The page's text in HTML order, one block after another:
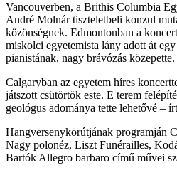
Vancouverben, a Brithis Columbia
André Molnár tiszteletbeli konzul
közönségnek. Edmontonban a
miskolci egyetemista lány adott át egy
pianistának, nagy brávózás közepette.
Calgaryban az egyetem híres
játszott csütörtök este. E terem
geológus adománya tette lehetővé –
Hangversenykörútjának programján
Nagy polonéz, Liszt Funérailles,
Bartók Allegro barbaro című művei